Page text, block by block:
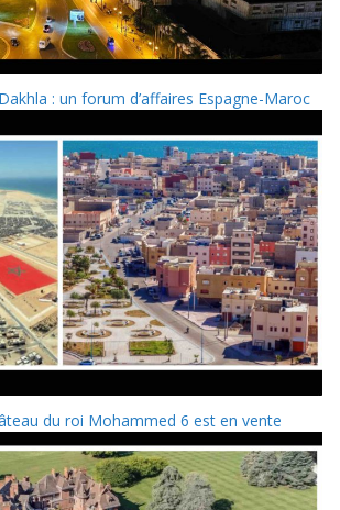
: un forum d’affaires Espagne-Maroc
du roi Mohammed 6 est en vente